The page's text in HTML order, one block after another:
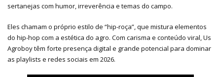
sertanejas com humor, irreverência e temas do campo.
Eles chamam o próprio estilo de “hip-roça”, que mistura elementos
do hip-hop com a estética do agro. Com carisma e conteúdo viral, Us
Agroboy têm forte presença digital e grande potencial para dominar
as playlists e redes sociais em 2026.